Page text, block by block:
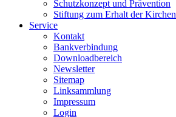
Schutzkonzept und Prävention
Stiftung zum Erhalt der Kirchen
Service
Kontakt
Bankverbindung
Downloadbereich
Newsletter
Sitemap
Linksammlung
Impressum
Login